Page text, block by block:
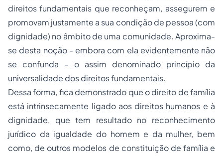
direitos fundamentais que reconheçam, assegurem e
promovam justamente a sua condição de pessoa (com
dignidade) no âmbito de uma comunidade. Aproxima-
se desta noção - embora com ela evidentemente não
se confunda – o assim denominado princípio da
universalidade dos direitos fundamentais.
Dessa forma, fica demonstrado que o direito de família
está intrinsecamente ligado aos direitos humanos e à
dignidade, que tem resultado no reconhecimento
jurídico da igualdade do homem e da mulher, bem
como, de outros modelos de constituição de família e